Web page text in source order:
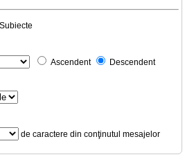
Subiecte
Ascendent Descendent
de caractere din conţinutul mesajelor